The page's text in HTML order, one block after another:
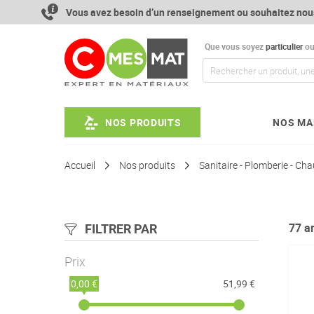
contenu
Vous avez besoin d’un renseignement ou souhaitez
Que vous soyezparticulier
NOS PRODUITS NOS
Accueil Nos produits Sanitaire - Plomberie -
77
FILTRER PAR
Prix
0,00 € 51,99 €